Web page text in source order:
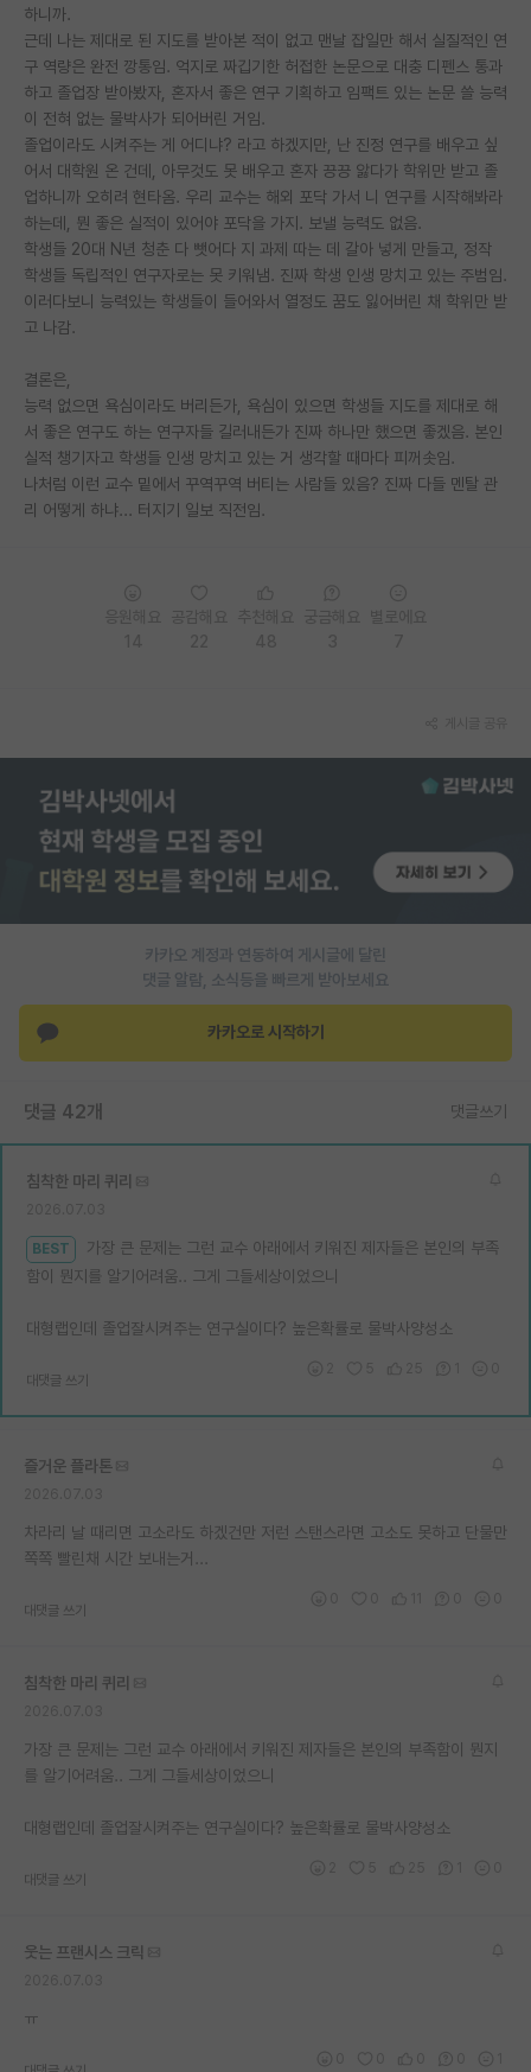
하니까.
근데 나는 제대로 된 지도를 받아본 적이 없고 맨날 잡일만 해서 실질적인 연
구 역량은 완전 깡통임. 억지로 짜깁기한 허접한 논문으로 대충 디펜스 통과
하고 졸업장 받아봤자, 혼자서 좋은 연구 기획하고 임팩트 있는 논문 쓸 능력
이 전혀 없는 물박사가 되어버린 거임.
졸업이라도 시켜주는 게 어디냐? 라고 하겠지만, 난 진정 연구를 배우고 싶
어서 대학원 온 건데, 아무것도 못 배우고 혼자 끙끙 앓다가 학위만 받고 졸
업하니까 오히려 현타옴. 우리 교수는 해외 포닥 가서 니 연구를 시작해봐라
하는데, 뭔 좋은 실적이 있어야 포닥을 가지. 보낼 능력도 없음.
학생들 20대 N년 청춘 다 뺏어다 지 과제 따는 데 갈아 넣게 만들고, 정작
학생들 독립적인 연구자로는 못 키워냄. 진짜 학생 인생 망치고 있는 주범임.
이러다보니 능력있는 학생들이 들어와서 열정도 꿈도 잃어버린 채 학위만 받
고 나감.
결론은,
능력 없으면 욕심이라도 버리든가, 욕심이 있으면 학생들 지도를 제대로 해
서 좋은 연구도 하는 연구자들 길러내든가 진짜 하나만 했으면 좋겠음. 본인
실적 챙기자고 학생들 인생 망치고 있는 거 생각할 때마다 피꺼솟임.
나처럼 이런 교수 밑에서 꾸역꾸역 버티는 사람들 있음? 진짜 다들 멘탈 관
리 어떻게 하냐... 터지기 일보 직전임.
카카오 계정과 연동하여 게시글에 달린
댓글 알람, 소식등을 빠르게 받아보세요
카카오로 시작하기
댓글 42개 댓글쓰기
침착한 마리 퀴리
BEST
가장 큰 문제는 그런 교수 아래에서 키워진 제자들은 본인의 부족
함이 뭔지를 알기어려움.. 그게 그들세상이었으니
대형랩인데 졸업잘시켜주는 연구실이다? 높은확률로 물박사양성소
대댓글 쓰기
즐거운 플라톤
차라리 날 때리면 고소라도 하겠건만 저런 스탠스라면 고소도 못하고 단물만
쪽쪽 빨린채 시간 보내는거...
대댓글 쓰기
침착한 마리 퀴리
가장 큰 문제는 그런 교수 아래에서 키워진 제자들은 본인의 부족함이 뭔지
를 알기어려움.. 그게 그들세상이었으니
대형랩인데 졸업잘시켜주는 연구실이다? 높은확률로 물박사양성소
대댓글 쓰기
웃는 프랜시스 크릭
ㅠ